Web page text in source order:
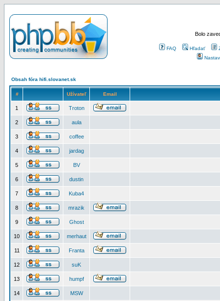
Bolo
FAQ Hľadať
Obsah fóra hifi.slovanet.sk
# Užívateľ Email
1 Troton
2 aula
3 coffee
4 jardag
5 BV
6 dustin
7 Kuba4
8 mrazik
9 Ghost
10 merhaut
11 Franta
12 suK
13 humpf
14 MSW